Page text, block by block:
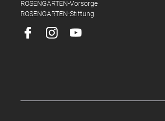
ROSENGARTEN-Vorsorge
ROSENGARTEN-Stiftung